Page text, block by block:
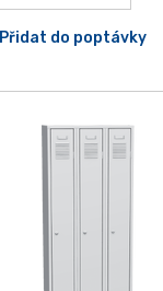
Přidat do poptávky